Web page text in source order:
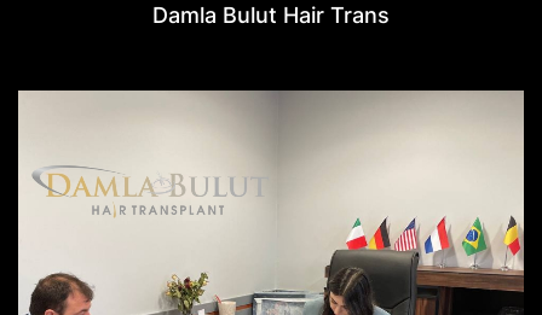
Damla Bulut Hair Trans